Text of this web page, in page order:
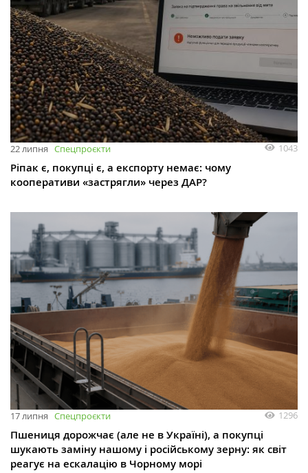
22 липня Спецпроєкти 1043
Ріпак є, покупці є, а експорту немає: чому
кооперативи «застрягли» через ДАР?
17 липня Спецпроєкти 1296
Пшениця дорожчає (але не в Україні), а покупці
шукають заміну нашому і російському зерну: як світ
реагує на ескалацію в Чорному морі